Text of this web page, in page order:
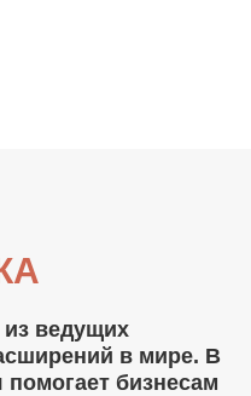
ведущих
в мире. В
помогает бизнесам